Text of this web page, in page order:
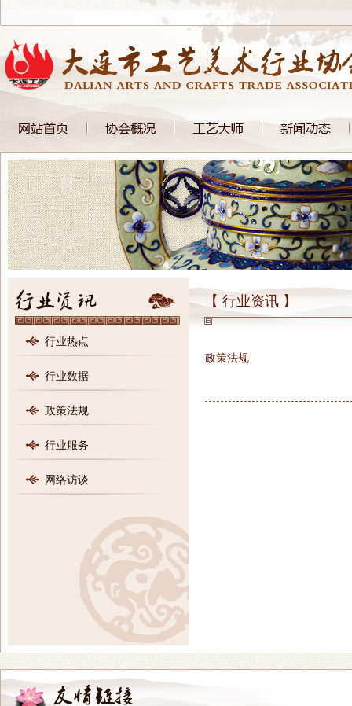
行业热点
行业数据
政策法规
行业服务
网络访谈
【 行业资讯 】
政策法规